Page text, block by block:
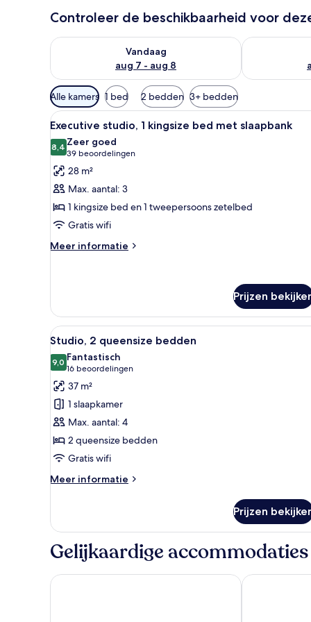
Controleer de beschikbaarheid voor
Vandaag
aug 7 - aug 8
De beschikbaarheid controleren voor vanavond aug
De
Beschikbare
filters
voor
kamers
Alle kamers 1 bed 2 bedden 3+ bedden
Alle
foto's
voor
Executive
studio,
1
kingsize
bed
met
Een moderne hotelkamer
8
Executive studio, 1 kingsize bed met slaapbank
8,48,4 van 10
Zeer goed
39 beoordelingen
(39
beoordelingen)
28 m²
Max. aantal: 3
1 kingsize bed en 1 tweepersoons zetelbed
Gratis wifi
Meer informatie
Meer
1
kingsize
bed
met
slaapbank
Prijzen
Alle
foto's
voor
Studio,
2
queensize
bedden
laden
Een hotelkamer met twee
7
Studio, 2 queensize bedden
9,09,0 van 10
Fantastisch
16 beoordelingen
(16
beoordelingen)
37 m²
1 slaapkamer
Max. aantal: 4
2 queensize bedden
Gratis wifi
Meer informatie
Meer
2
queensize
bedden
Prijzen
Gelijkaardige accommodaties
Residence Inn by Marriott New York Downtown
Courtyard